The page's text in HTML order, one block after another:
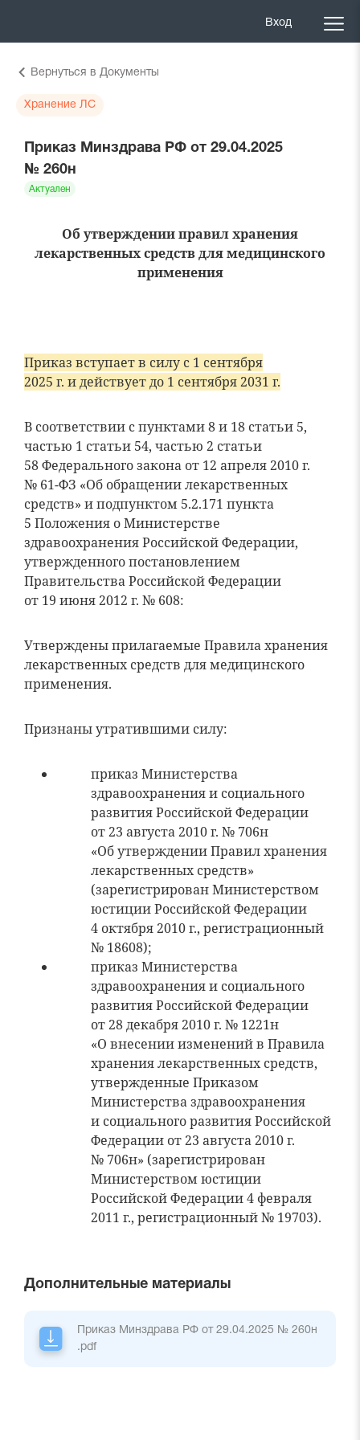
Вход
Вернуться в Документы
Хранение ЛС
Приказ Минздрава РФ от 29.04.2025
№ 260н
Актуален
Об утверждении правил хранения
лекарственных средств для медицинского
применения
Приказ вступает в силу с 1 сентября
2025 г. и действует до 1 сентября 2031 г.
В соответствии с пунктами 8 и 18 статьи 5,
частью 1 статьи 54, частью 2 статьи
58 Федерального закона от 12 апреля 2010 г.
№ 61-ФЗ «Об обращении лекарственных
средств» и подпунктом 5.2.171 пункта
5 Положения о Министерстве
здравоохранения Российской Федерации,
утвержденного постановлением
Правительства Российской Федерации
от 19 июня 2012 г. № 608:
Утверждены прилагаемые Правила хранения
лекарственных средств для медицинского
применения.
Признаны утратившими силу:
приказ Министерства
здравоохранения и социального
развития Российской Федерации
от 23 августа 2010 г. № 706н
«Об утверждении Правил хранения
лекарственных средств»
(зарегистрирован Министерством
юстиции Российской Федерации
4 октября 2010 г., регистрационный
№ 18608);
приказ Министерства
здравоохранения и социального
развития Российской Федерации
от 28 декабря 2010 г. № 1221н
«О внесении изменений в Правила
хранения лекарственных средств,
утвержденные Приказом
Министерства здравоохранения
и социального развития Российской
Федерации от 23 августа 2010 г.
№ 706н» (зарегистрирован
Министерством юстиции
Российской Федерации 4 февраля
2011 г., регистрационный № 19703).
Дополнительные материалы
Приказ Минздрава РФ от 29.04.2025 № 260н
.pdf